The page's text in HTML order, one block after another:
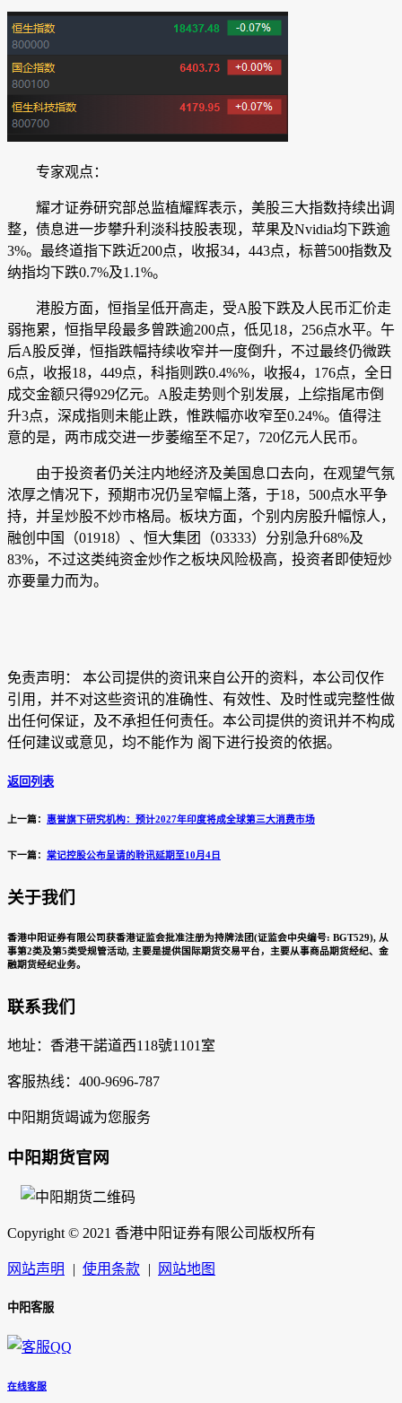
专家观点：
耀才证券研究部总监植耀辉表示，美股三大指数持续出调
整，债息进一步攀升利淡科技股表现，苹果及Nvidia均下跌逾
3%。最终道指下跌近200点，收报34，443点，标普500指数及
纳指均下跌0.7%及1.1%。
港股方面，恒指呈低开高走，受A股下跌及人民币汇价走
弱拖累，恒指早段最多曾跌逾200点，低见18，256点水平。午
后A股反弹，恒指跌幅持续收窄并一度倒升，不过最终仍微跌
6点，收报18，449点，科指则跌0.4%%，收报4，176点，全日
成交金额只得929亿元。A股走势则个别发展，上综指尾市倒
升3点，深成指则未能止跌，惟跌幅亦收窄至0.24%。值得注
意的是，两市成交进一步萎缩至不足7，720亿元人民币。
由于投资者仍关注内地经济及美国息口去向，在观望气氛
浓厚之情况下，预期市况仍呈窄幅上落，于18，500点水平争
持，并呈炒股不炒市格局。板块方面，个别内房股升幅惊人，
融创中国（01918）、恒大集团（03333）分别急升68%及
83%，不过这类纯资金炒作之板块风险极高，投资者即使短炒
亦要量力而为。
免责声明： 本公司提供的资讯来自公开的资料，本公司仅作
引用，并不对这些资讯的准确性、有效性、及时性或完整性做
出任何保证，及不承担任何责任。本公司提供的资讯并不构成
任何建议或意见，均不能作为 阁下进行投资的依据。
返回列表
上一篇： 惠誉旗下研究机构：预计2027年印度将成全球第三大消费市场
下一篇： 棠记控股公布呈请的聆讯延期至10月4日
关于我们
香港中阳证券有限公司获香港证监会批准注册为持牌法团(证监会中央编号: BGT529), 从
事第2类及第5类受规管活动, 主要是提供国际期货交易平台，主要从事商品期货经纪、金
融期货经纪业务。
联系我们
地址：香港干諾道西118號1101室
客服热线：400-9696-787
中阳期货竭诚为您服务
中阳期货官网
Copyright © 2021 香港中阳证券有限公司版权所有
网站声明 | 使用条款 | 网站地图
中阳客服
在线客服